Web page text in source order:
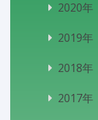
2020年
2019年
2018年
2017年